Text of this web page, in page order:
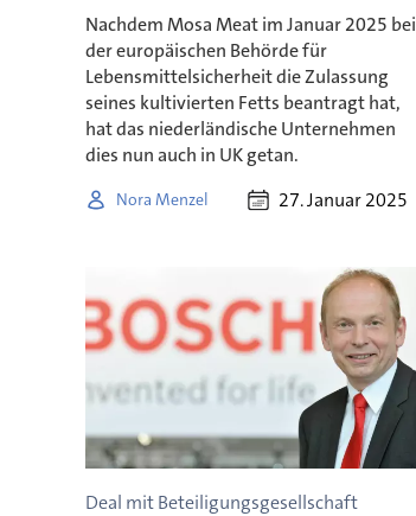
Nachdem Mosa Meat im Januar 2025 bei
der europäischen Behörde für
Lebensmittelsicherheit die Zulassung
seines kultivierten Fetts beantragt hat,
hat das niederländische Unternehmen
dies nun auch in UK getan.
Nora Menzel 27. Januar 2025
Deal mit Beteiligungsgesellschaft